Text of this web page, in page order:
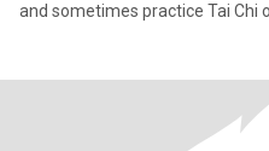
and sometimes practice Tai Chi